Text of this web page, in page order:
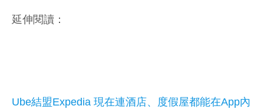
延伸閱讀：
Ube結盟Expedia 現在連酒店、度假屋都能在App內